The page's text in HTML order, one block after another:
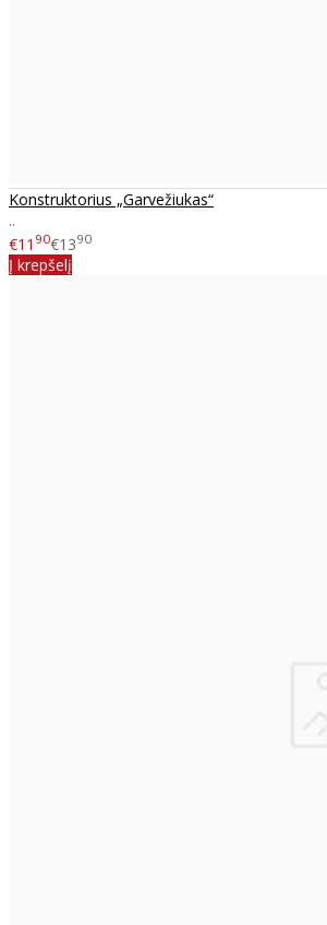
Konstruktorius „Garvežiukas“
..
€11 90€1390
Į krepšelį